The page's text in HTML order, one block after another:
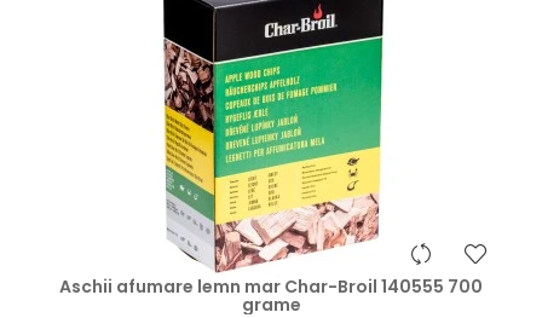
Aschii afumare lemn mar Char-Broil 140555 700
grame